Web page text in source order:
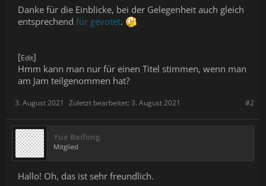
Danke für die Einblicke, bei der Gelegenheit auch gleich
entsprechend für gevotet.
[Edit]
Hmm kann man nur für einen Titel stimmen, wenn man
am Jam teilgenommen hat?
#2
3. August 2021 Zuletzt bearbeitet: 3. August 2021
Yue Beifong
Mitglied
Hallo! Oh, das ist sehr freundlich.